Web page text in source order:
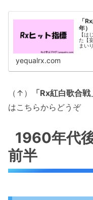
「
年）
【は
た【
まい
yequalrx.com
（↑）
「Rx紅白歌合
はこちらからどうぞ
1960年代
前半